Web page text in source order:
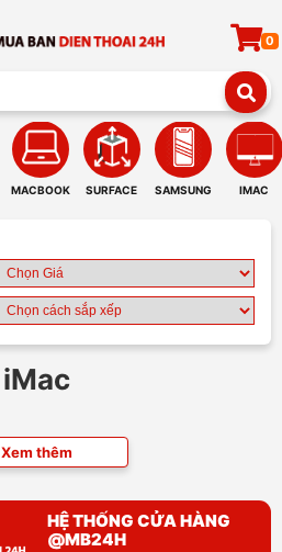
0
MACBOOK SURFACE SAMSUNG IMAC
iMac
Xem thêm
HỆ THỐNG CỬA HÀNG
@MB24H